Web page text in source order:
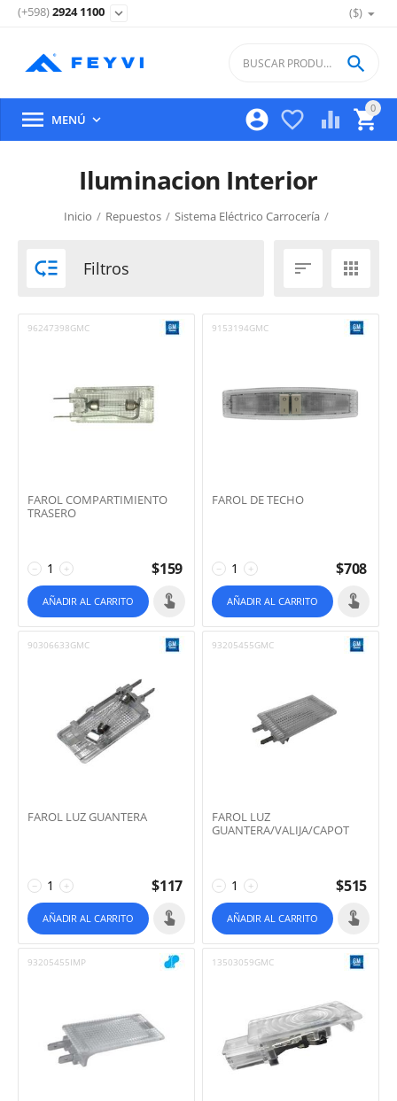
($)
(+598)2924 1100 expand_more
0

 


 MENÚ 
Iluminacion Interior
Inicio / Repuestos / Sistema Eléctrico Carrocería /
 Filtros  
96247398GMC
FAROL COMPARTIMIENTO
TRASERO
+
− $159
AÑADIR AL CARRITO
9153194GMC
FAROL DE TECHO
+
− $708
AÑADIR AL CARRITO
90306633GMC
FAROL LUZ GUANTERA
+
− $117
AÑADIR AL CARRITO
93205455GMC
FAROL LUZ
GUANTERA/VALIJA/CAPOT
+
− $515
AÑADIR AL CARRITO
93205455IMP 13503059GMC